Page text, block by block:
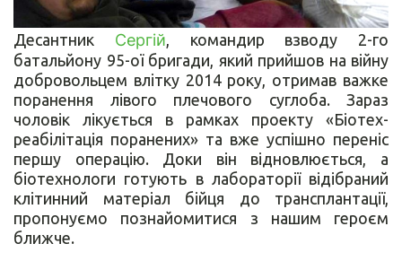
Десантник Сергій, командир взводу 2-го
батальйону 95-ої бригади, який прийшов на війну
добровольцем влітку 2014 року, отримав важке
поранення лівого плечового суглоба. Зараз
чоловік лікується в рамках проекту «Біотех-
реабілітація поранених» та вже успішно переніс
першу операцію. Доки він відновлюється, а
біотехнологи готують в лабораторії відібраний
клітинний матеріал бійця до трансплантації,
пропонуємо познайомитися з нашим героєм
ближче.